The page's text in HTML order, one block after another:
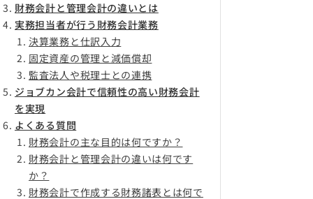
財務会計と管理会計の違いとは
実務担当者が行う財務会計業務
決算業務と仕訳入力
固定資産の管理と減価償却
監査法人や税理士との連携
ジョブカン会計で信頼性の高い財務会計
を実現
よくある質問
財務会計の主な目的は何ですか？
財務会計と管理会計の違いは何です
か？
財務会計で作成する財務諸表とは何で